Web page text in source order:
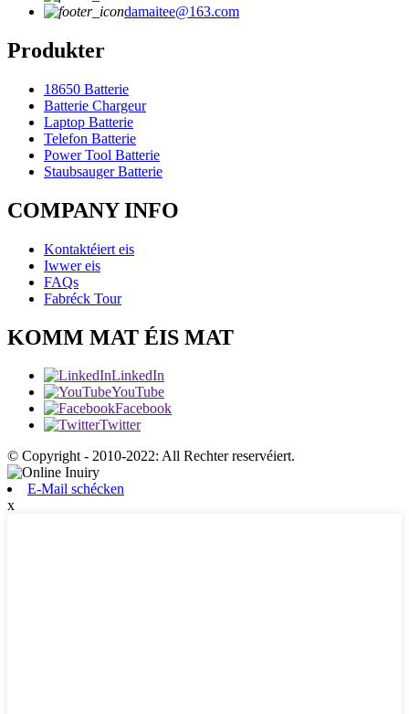
damaitee@163.com
Produkter
18650 Batterie
Batterie Chargeur
Laptop Batterie
Telefon Batterie
Power Tool Batterie
Staubsauger Batterie
COMPANY INFO
Kontaktéiert eis
Iwwer eis
FAQs
Fabréck Tour
KOMM MAT ÉIS MAT
LinkedIn
YouTube
Facebook
Twitter
© Copyright - 2010-2022: All Rechter reservéiert.
E-Mail schécken
x